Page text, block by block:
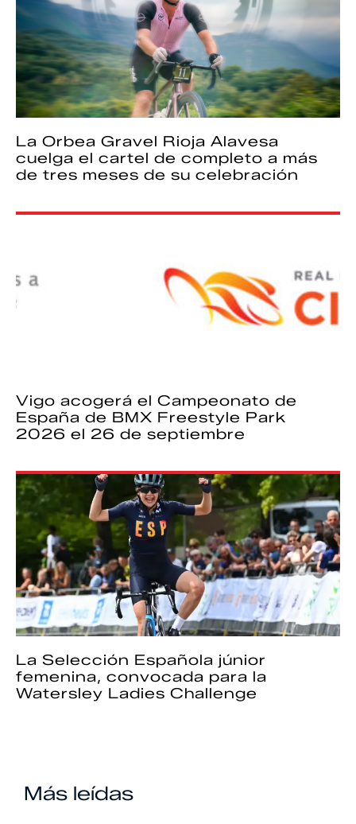
La Orbea Gravel Rioja Alavesa
cuelga el cartel de completo a más
de tres meses de su celebración
Vigo acogerá el Campeonato de
España de BMX Freestyle Park
2026 el 26 de septiembre
La Selección Española júnior
femenina, convocada para la
Watersley Ladies Challenge
Más leídas